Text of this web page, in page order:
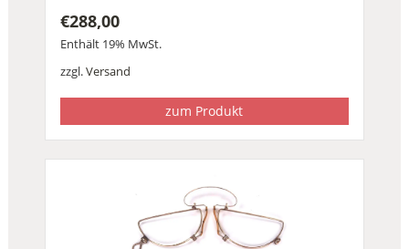
€288,00
Enthält 19% MwSt.
zzgl.Versand
zum Produkt